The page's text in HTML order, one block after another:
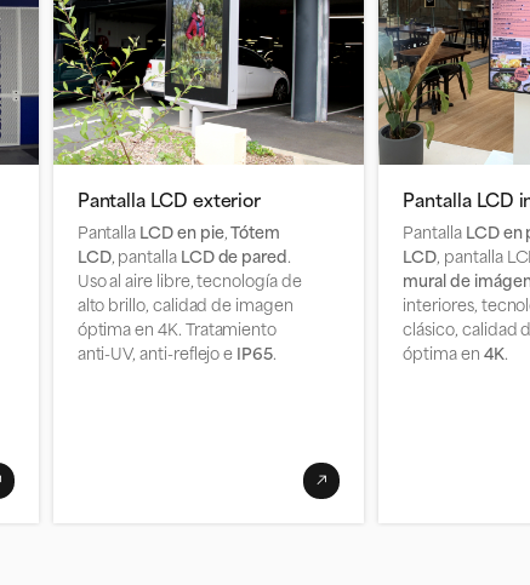
Pantalla LCD exterior
Pantalla LCD en pie,
Tótem
LCD, pantalla LCD de pared .
Uso al aire libre, tecnología de
alto brillo, calidad de imagen
óptima en 4K. Tratamiento
anti-UV, anti-reflejo e
IP65.
Pantalla LCD
PantallaLCD en
LCD, pantalla
mural de
interiores,
clásico, calidad
óptima en 4K.